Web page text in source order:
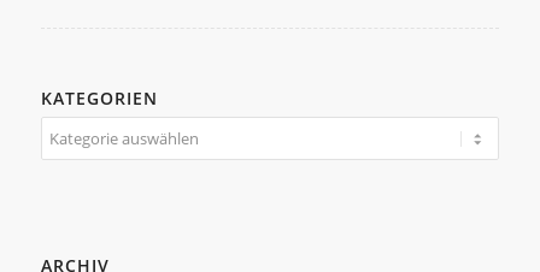
KATEGORIEN
Kategorien
ARCHIV